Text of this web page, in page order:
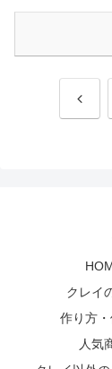
前
クレイ
作り方
人気